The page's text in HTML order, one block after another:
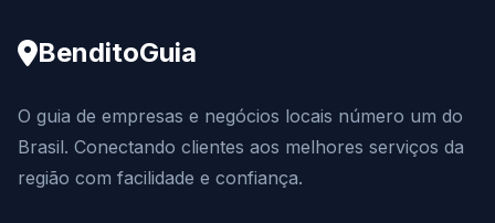
BenditoGuia
O guia de empresas e negócios locais número um do
Brasil. Conectando clientes aos melhores serviços da
região com facilidade e confiança.